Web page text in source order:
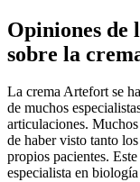
Opiniones de
sobre la
La crema Artefort se
de muchos
articulaciones.
de haber visto tanto
propios pacientes. Este
especialista en